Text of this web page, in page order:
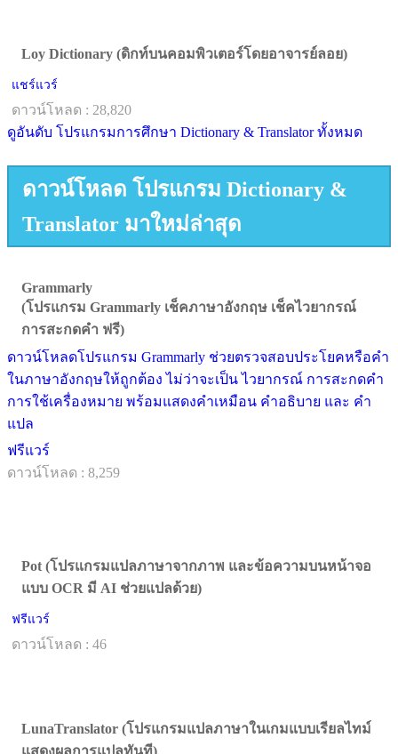
Loy Dictionary (ดิกท์บนคอมพิวเตอร์โดยอาจารย์ลอย)
แชร์แวร์
ดาวน์โหลด : 28,820
ดูอันดับ โปรแกรมการศึกษา Dictionary & Translator ทั้งหมด
ดาวน์โหลด โปรแกรม Dictionary &
Translator มาใหม่ล่าสุด
Grammarly
(โปรแกรม Grammarly เช็คภาษาอังกฤษ เช็คไวยากรณ์
การสะกดคำ ฟรี)
ดาวน์โหลดโปรแกรม Grammarly ช่วยตรวจสอบประโยคหรือคำ
ในภาษาอังกฤษให้ถูกต้อง ไม่ว่าจะเป็น ไวยากรณ์ การสะกดคำ
การใช้เครื่องหมาย พร้อมแสดงคำเหมือน คำอธิบาย และ คำ
แปล
ฟรีแวร์
ดาวน์โหลด : 8,259
Pot (โปรแกรมแปลภาษาจากภาพ และข้อความบนหน้าจอ
แบบ OCR มี AI ช่วยแปลด้วย)
ฟรีแวร์
ดาวน์โหลด : 46
LunaTranslator (โปรแกรมแปลภาษาในเกมแบบเรียลไทม์
แสดงผลการแปลทันที)